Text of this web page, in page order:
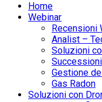
Home
Webinar
Recensioni
Analist –
Soluzioni
Successioni
Gestione
Gas Radon
Soluzioni con